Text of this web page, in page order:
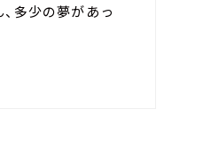
多少の夢があっ